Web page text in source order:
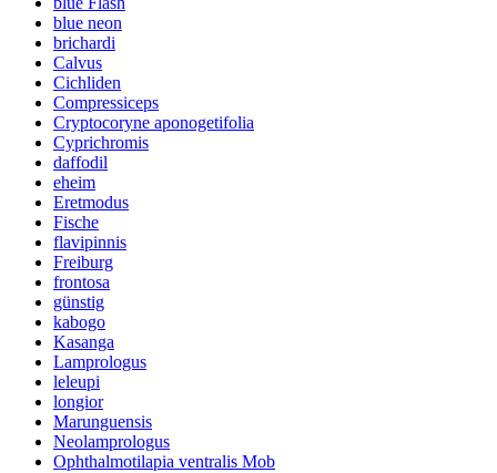
blue neon
brichardi
Calvus
Cichliden
Compressiceps
Cryptocoryne aponogetifolia
Cyprichromis
daffodil
eheim
Eretmodus
Fische
flavipinnis
Freiburg
frontosa
günstig
kabogo
Kasanga
Lamprologus
leleupi
longior
Marunguensis
Neolamprologus
Ophthalmotilapia ventralis Mob